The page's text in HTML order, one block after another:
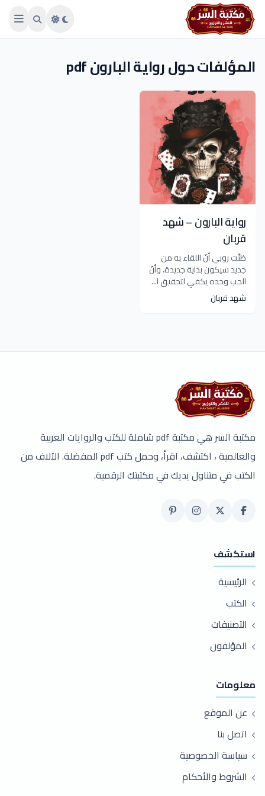
Skip to main content
المؤلفات حول رواية البارون pdf
رواية البارون – شهد
قربان
‏ظنّت روبي أنّ اللقاء به من
جديد سيكون بداية جديدة، وأنّ
الحب وحده يكفي لتحقيق ا...
شهد قربان
مكتبة السر هي مكتبة pdf شاملة للكتب والروايات العربية
والعالمية ، اكتشف، اقرأ، وحمل كتب pdf المفضلة. الآلاف من
الكتب في متناول يديك في مكتبتك الرقمية.
استكشف
الرئيسية
الكتب
التصنيفات
المؤلفون
معلومات
عن الموقع
اتصل بنا
سياسة الخصوصية
الشروط والأحكام